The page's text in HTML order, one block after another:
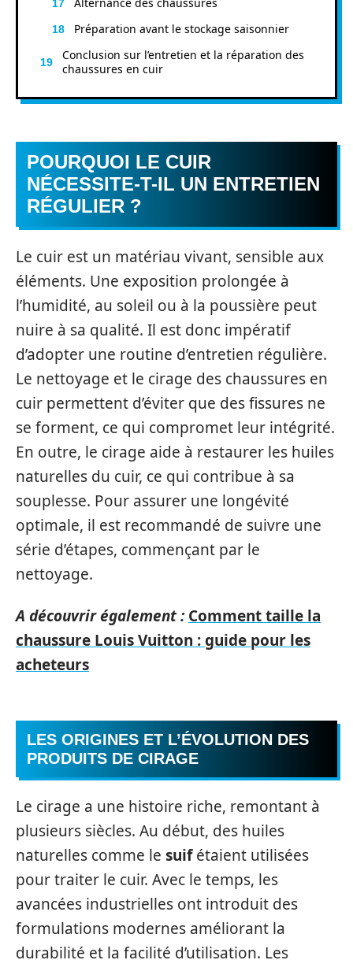
Préparation avant le stockage saisonnier
Conclusion sur l’entretien et la réparation des
chaussures en cuir
POURQUOI LE CUIR
NÉCESSITE-T-IL UN ENTRETIEN
RÉGULIER ?
Le cuir est un matériau vivant, sensible aux
éléments. Une exposition prolongée à
l’humidité, au soleil ou à la poussière peut
nuire à sa qualité. Il est donc impératif
d’adopter une routine d’entretien régulière.
Le nettoyage et le cirage des chaussures en
cuir permettent d’éviter que des fissures ne
se forment, ce qui compromet leur intégrité.
En outre, le cirage aide à restaurer les huiles
naturelles du cuir, ce qui contribue à sa
souplesse. Pour assurer une longévité
optimale, il est recommandé de suivre une
série d’étapes, commençant par le
nettoyage.
A découvrir également : Comment taille la
chaussure Louis Vuitton : guide pour les
acheteurs
LES ORIGINES ET L’ÉVOLUTION DES
PRODUITS DE CIRAGE
Le cirage a une histoire riche, remontant à
plusieurs siècles. Au début, des huiles
naturelles comme le suifétaient utilisées
pour traiter le cuir. Avec le temps, les
avancées industrielles ont introduit des
formulations modernes améliorant la
durabilité et la facilité d’utilisation. Les